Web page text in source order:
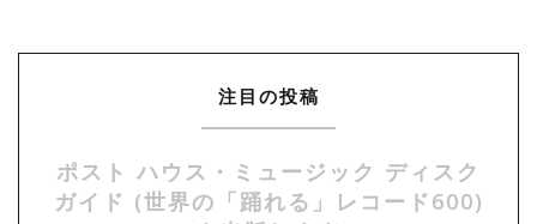
注目の投稿
ポスト ハウス・ミュージック ディスク
ガイド (世界の「踊れる」レコード600)